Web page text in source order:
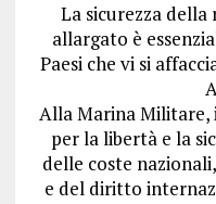
La sicurezza
allargato è
Paesi che vi si
Alla Marina Militare,
per la libertà e la
delle coste
e del diritto